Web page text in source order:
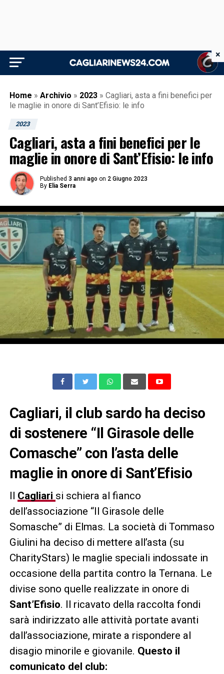
Home » Archivio » 2023 » Cagliari, asta a fini benefici per
le maglie in onore di Sant’Efisio: le info
2023
Cagliari, asta a fini benefici per le
maglie in onore di Sant’Efisio: le info
Published 3 anni ago on 2 Giugno 2023
By Elia Serra
Cagliari, il club sardo ha deciso
di sostenere “Il Girasole delle
Comasche” con l’asta delle
maglie in onore di Sant’Efisio
Cagliari si schiera al fianco
dell’associazione “Il Girasole delle
Somasche” di Elmas. La società di Tommaso
Giulini ha deciso di mettere all’asta (su
CharityStars) le maglie speciali indossate in
occasione della partita contro la Ternana. Le
divise sono quelle realizzate in onore di
Sant’Efisio. Il ricavato della raccolta fondi
sarà indirizzato alle attività portate avanti
dall’associazione, mirate a rispondere al
disagio minorile e giovanile. Questo il
comunicato del club:
×